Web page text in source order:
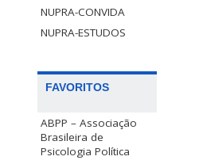
NUPRA-CONVIDA
NUPRA-ESTUDOS
FAVORITOS
ABPP – Associação
Brasileira de
Psicologia Política